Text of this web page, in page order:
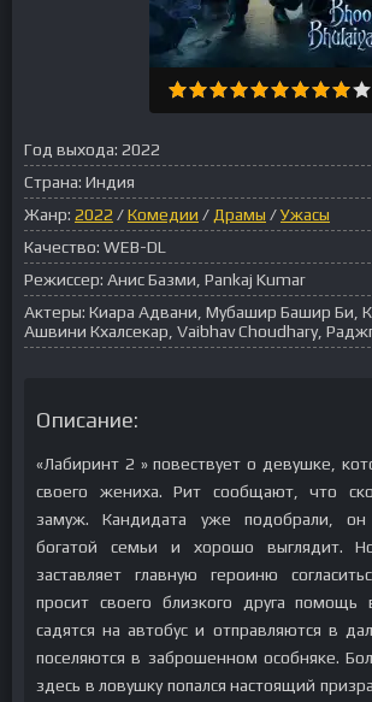
Год выхода: 2022
Страна: Индия
Жанр: 2022 /Комедии / Драмы /Ужасы
Качество: WEB-DL
Режиссер: Анис Базми, Pankaj Kumar
Актеры: Киара Адвани, Мубашир Башир Би,
Ашвини Кхалсекар, Vaibhav Choudhary,
Описание:
«Лабиринт 2 » повествует о девушке,
своего жениха. Рит сообщают, что
замуж. Кандидата уже подобрали, он
богатой семьи и хорошо выглядит.
заставляет главную героиню
просит своего близкого друга помощь
садятся на автобус и отправляются в
поселяются в заброшенном особняке.
здесь в ловушку попался настоящий